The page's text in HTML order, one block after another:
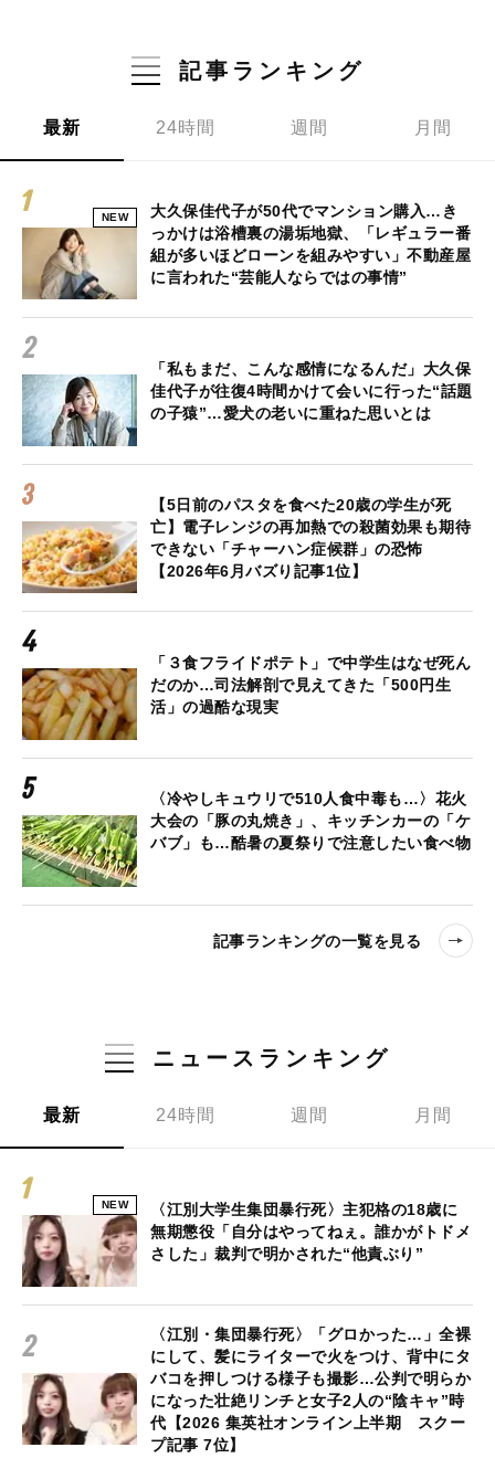
記事ランキング
最新 24時間 週間 月間
NEW
大久保佳代子が50代でマンション購入…き
っかけは浴槽裏の湯垢地獄、「レギュラー番
組が多いほどローンを組みやすい」不動産屋
に言われた“芸能人ならではの事情”
「私もまだ、こんな感情になるんだ」大久保
佳代子が往復4時間かけて会いに行った“話題
の子猿”…愛犬の老いに重ねた思いとは
【5日前のパスタを食べた20歳の学生が死
亡】電子レンジの再加熱での殺菌効果も期待
できない「チャーハン症候群」の恐怖
【2026年6月バズり記事1位】
「３食フライドポテト」で中学生はなぜ死ん
だのか…司法解剖で見えてきた「500円生
活」の過酷な現実
〈冷やしキュウリで510人食中毒も…〉花火
大会の「豚の丸焼き」、キッチンカーの「ケ
バブ」も…酷暑の夏祭りで注意したい食べ物
記事ランキングの一覧を見る
ニュースランキング
最新 24時間 週間 月間
NEW
〈江別大学生集団暴行死〉主犯格の18歳に
無期懲役「自分はやってねぇ。誰かがトドメ
さした」裁判で明かされた“他責ぶり”
〈江別・集団暴行死〉「グロかった…」全裸
にして、髪にライターで火をつけ、背中にタ
バコを押しつける様子も撮影…公判で明らか
になった壮絶リンチと女子2人の“陰キャ”時
代【2026 集英社オンライン上半期 スクー
プ記事 7位】